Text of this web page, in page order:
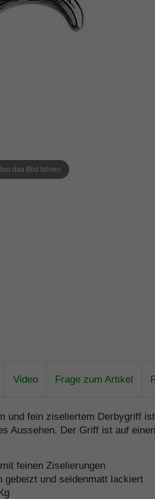
das Bild fahren
Video Frage zum Artikel
und fein ziseliertem Derbygriff
Aussehen. Der Griff ist auf
feinen Ziselierungen
gebeizt und seidenmatt lackiert